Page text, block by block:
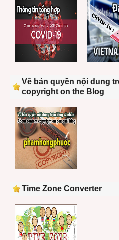
Về bản quyền nội dung
copyright on the Blog
Time Zone Converter